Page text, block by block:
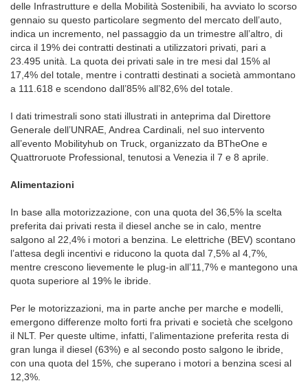
delle Infrastrutture e della Mobilità Sostenibili, ha avviato lo scorso
gennaio su questo particolare segmento del mercato dell’auto,
indica un incremento, nel passaggio da un trimestre all’altro, di
circa il 19% dei contratti destinati a utilizzatori privati, pari a
23.495 unità. La quota dei privati sale in tre mesi dal 15% al
17,4% del totale, mentre i contratti destinati a società ammontano
a 111.618 e scendono dall’85% all’82,6% del totale.
I dati trimestrali sono stati illustrati in anteprima dal Direttore
Generale dell’UNRAE, Andrea Cardinali, nel suo intervento
all’evento Mobilityhub on Truck, organizzato da BTheOne e
Quattroruote Professional, tenutosi a Venezia il 7 e 8 aprile.
Alimentazioni
In base alla motorizzazione, con una quota del 36,5% la scelta
preferita dai privati resta il diesel anche se in calo, mentre
salgono al 22,4% i motori a benzina. Le elettriche (BEV) scontano
l’attesa degli incentivi e riducono la quota dal 7,5% al 4,7%,
mentre crescono lievemente le plug-in all’11,7% e mantegono una
quota superiore al 19% le ibride.
Per le motorizzazioni, ma in parte anche per marche e modelli,
emergono differenze molto forti fra privati e società che scelgono
il NLT. Per queste ultime, infatti, l’alimentazione preferita resta di
gran lunga il diesel (63%) e al secondo posto salgono le ibride,
con una quota del 15%, che superano i motori a benzina scesi al
12,3%.